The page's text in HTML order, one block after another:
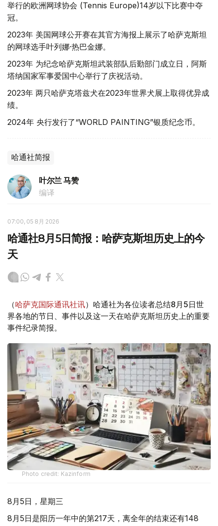
举行的欧洲网球协会 (Tennis Europe)14岁以下比赛中夺
冠。
2023年 美国网球公开赛在其官方海报上展示了哈萨克斯坦
的网球选手叶列娜·热巴金娜。
2023年 为纪念哈萨克斯坦武装部队后勤部门成立日，阿斯
塔纳国家军事爱国中心举行了庆祝活动。
2023年 两只哈萨克塔兹犬在2023年世界犬展上取得优异成
绩。
2024年 央行发行了“WORLD PAINTING”银质纪念币。
哈通社简报
叶尔兰 马赞
编译
07:00, 05 8月 2026
哈通社8月5日简报：哈萨克斯坦历史上的今
天
（哈萨克国际通讯社讯）哈通社为各位读者总结8月5日世
界各地的节日、事件以及这一天在哈萨克斯坦历史上的重要
事件纪录简报。
Photo credit: Kazinform
8月5日，星期三
8月5日是阳历一年中的第217天，离全年的结束还有148